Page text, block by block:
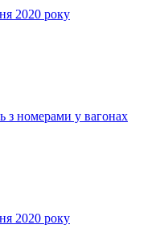
2020 року
з номерами у вагонах
2020 року